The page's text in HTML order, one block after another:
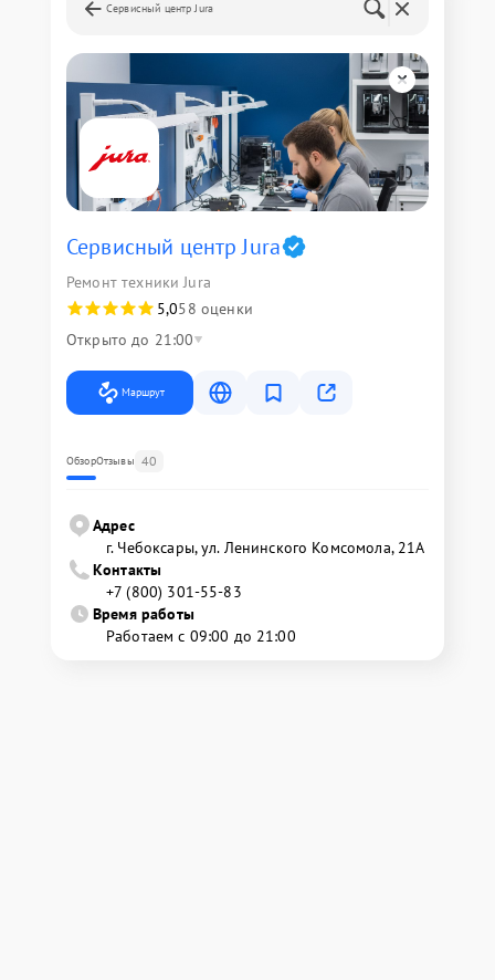
Сервисный центр Jura
Сервисный центр Jura
Ремонт техники Jura
5,058 оценки
Открыто до 21:00
Маршрут
ОбзорОтзывы 40
Адрес
г. Чебоксары, ул. Ленинского Комсомола, 21А
Контакты
+7 (800) 301-55-83
Время работы
Работаем с 09:00 до 21:00